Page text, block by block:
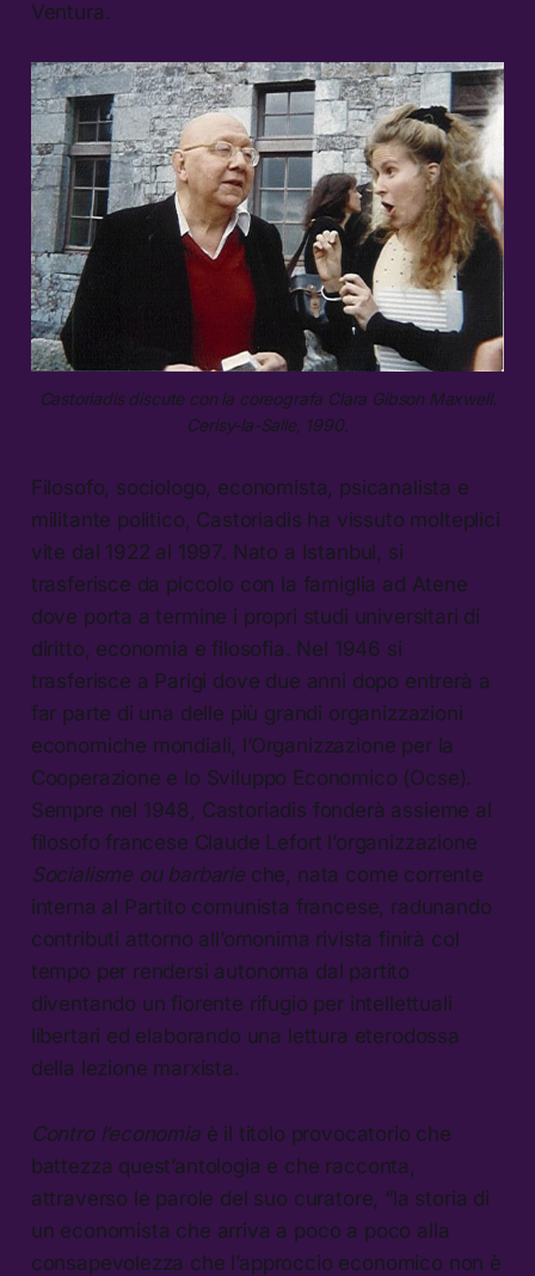
Ventura.
Castoriadis discute con la coreografa Clara Gibson Maxwell.
Cerisy-la-Salle, 1990.
Filosofo, sociologo, economista, psicanalista e
militante politico, Castoriadis ha vissuto molteplici
vite dal 1922 al 1997. Nato a Istanbul, si
trasferisce da piccolo con la famiglia ad Atene
dove porta a termine i propri studi universitari di
diritto, economia e filosofia. Nel 1946 si
trasferisce a Parigi dove due anni dopo entrerà a
far parte di una delle più grandi organizzazioni
economiche mondiali, l’Organizzazione per la
Cooperazione e lo Sviluppo Economico (Ocse).
Sempre nel 1948, Castoriadis fonderà assieme al
filosofo francese Claude Lefort l’organizzazione
Socialisme ou barbarieche, nata come corrente
interna al Partito comunista francese, radunando
contributi attorno all’omonima rivista finirà col
tempo per rendersi autonoma dal partito
diventando un fiorente rifugio per intellettuali
libertari ed elaborando una lettura eterodossa
della lezione marxista.
Contro l’economiaè il titolo provocatorio che
battezza quest’antologia e che racconta,
attraverso le parole del suo curatore, “la storia di
un economista che arriva a poco a poco alla
consapevolezza che l’approccio economico non è